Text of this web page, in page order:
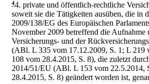
44. private und öffentlich-rechtliche
soweit sie die Tätigkeiten ausüben, die in
2009/138/EG des Europäischen
November 2009 betreffend die Aufnahme
Versicherungs- und der
(ABl. L 335 vom 17.12.2009, S. 1; L 219
108 vom 28.4.2015, S. 8), die zuletzt
2014/51/EU (ABl. L 153 vom 22.5.2014,
28.4.2015, S. 8) geändert worden ist,